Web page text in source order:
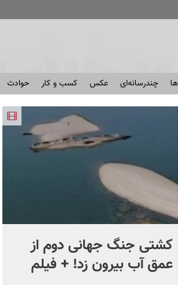
چندرسانه‌ای عکس کسب و کار حوادث
کشتی‌ جنگ جهانی دوم از
عمق آب بیرون زد! + فیلم